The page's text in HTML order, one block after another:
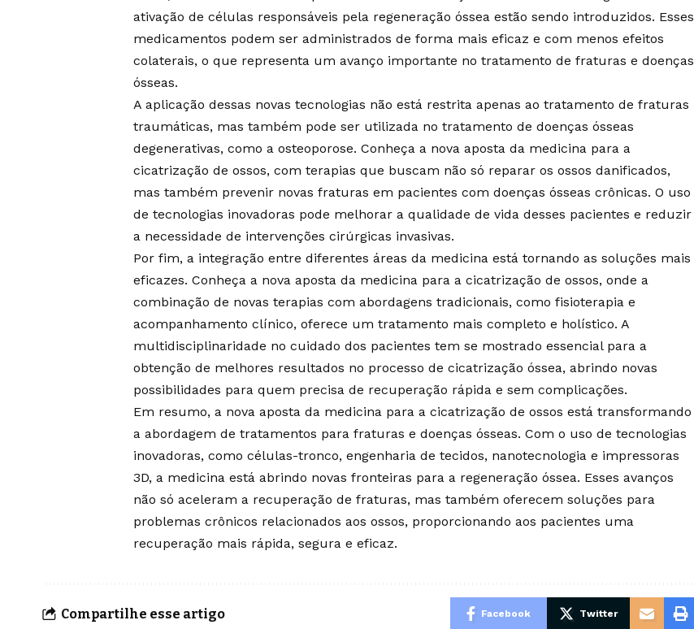
ativação de células responsáveis pela regeneração óssea estão sendo introduzidos. Esses
medicamentos podem ser administrados de forma mais eficaz e com menos efeitos
colaterais, o que representa um avanço importante no tratamento de fraturas e doenças
ósseas.
A aplicação dessas novas tecnologias não está restrita apenas ao tratamento de fraturas
traumáticas, mas também pode ser utilizada no tratamento de doenças ósseas
degenerativas, como a osteoporose. Conheça a nova aposta da medicina para a
cicatrização de ossos, com terapias que buscam não só reparar os ossos danificados,
mas também prevenir novas fraturas em pacientes com doenças ósseas crônicas. O uso
de tecnologias inovadoras pode melhorar a qualidade de vida desses pacientes e reduzir
a necessidade de intervenções cirúrgicas invasivas.
Por fim, a integração entre diferentes áreas da medicina está tornando as soluções mais
eficazes. Conheça a nova aposta da medicina para a cicatrização de ossos, onde a
combinação de novas terapias com abordagens tradicionais, como fisioterapia e
acompanhamento clínico, oferece um tratamento mais completo e holístico. A
multidisciplinaridade no cuidado dos pacientes tem se mostrado essencial para a
obtenção de melhores resultados no processo de cicatrização óssea, abrindo novas
possibilidades para quem precisa de recuperação rápida e sem complicações.
Em resumo, a nova aposta da medicina para a cicatrização de ossos está transformando
a abordagem de tratamentos para fraturas e doenças ósseas. Com o uso de tecnologias
inovadoras, como células-tronco, engenharia de tecidos, nanotecnologia e impressoras
3D, a medicina está abrindo novas fronteiras para a regeneração óssea. Esses avanços
não só aceleram a recuperação de fraturas, mas também oferecem soluções para
problemas crônicos relacionados aos ossos, proporcionando aos pacientes uma
recuperação mais rápida, segura e eficaz.
Compartilhe esse artigo Facebook Twitter